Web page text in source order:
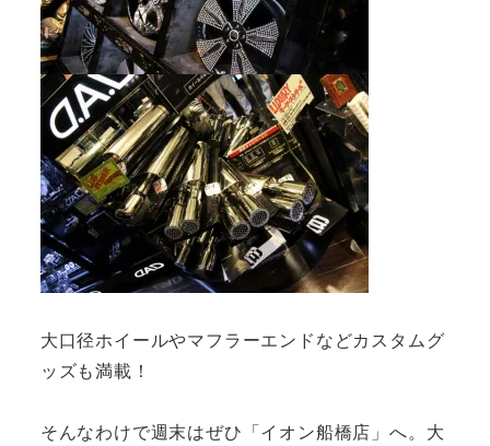
大口径ホイールやマフラーエンドなどカスタムグ
ッズも満載！
そんなわけで週末はぜひ「イオン船橋店」へ。大